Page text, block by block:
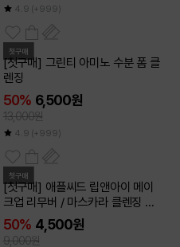
4.9 (+999)
첫구매
[첫구매] 그린티 아미노 수분 폼 클
렌징
50% 6,500원
13,000원
4.9 (+999)
첫구매
[첫구매] 애플씨드 립앤아이 메이
크업 리무버 / 마스카라 클렌징 워
터리 세안제
50% 4,500원
9,000원